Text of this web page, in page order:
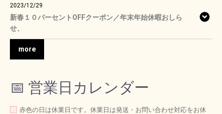
2023/12/29
新春１０パーセントOFFクーポン／年末年始休暇おしら
せ、
more
📅 営業日カレンダー
赤色の日は休業日です。休業日は発送・お問い合わせ対応をお休